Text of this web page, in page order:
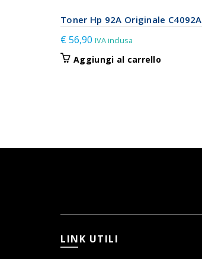
Toner Hp 92A Originale C4092A
€56,90 IVA inclusa
Aggiungi al carrello
LINK UTILI